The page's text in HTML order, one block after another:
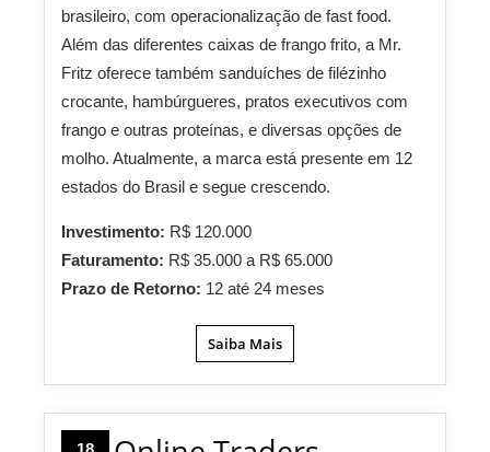
brasileiro, com operacionalização de fast food.
Além das diferentes caixas de frango frito, a Mr.
Fritz oferece também sanduíches de filézinho
crocante, hambúrgueres, pratos executivos com
frango e outras proteínas, e diversas opções de
molho. Atualmente, a marca está presente em 12
estados do Brasil e segue crescendo.
Investimento: R$ 120.000
Faturamento: R$ 35.000 a R$ 65.000
Prazo de Retorno: 12 até 24 meses
Saiba Mais